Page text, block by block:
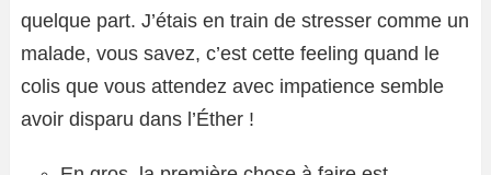
quelque part. J’étais en train de stresser comme un
malade, vous savez, c’est cette feeling quand le
colis que vous attendez avec impatience semble
avoir disparu dans l’Éther !